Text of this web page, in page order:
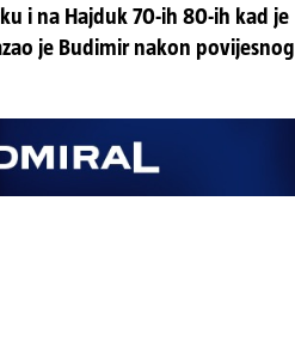
i na Hajduk 70-ih 80-ih kad je
je Budimir nakon povijesnog